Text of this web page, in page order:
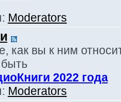
Moderators
как вы к ним
2022 года
Moderators